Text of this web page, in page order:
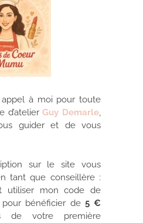
appel à moi pour toute
d’atelierGuy Demarle,
guider et de vous
sur le site vous
tant que conseillère :
utiliser mon code de
bénéficier de 5 €
de votre première